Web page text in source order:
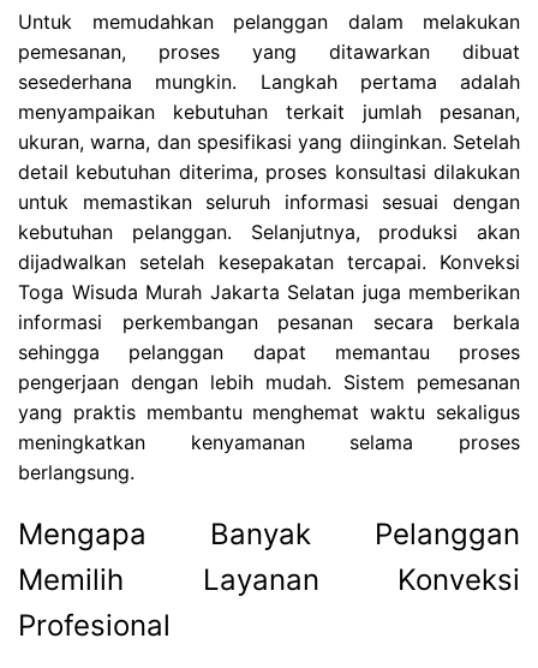
Untuk memudahkan pelanggan dalam melakukan
pemesanan, proses yang ditawarkan dibuat
sesederhana mungkin. Langkah pertama adalah
menyampaikan kebutuhan terkait jumlah pesanan,
ukuran, warna, dan spesifikasi yang diinginkan. Setelah
detail kebutuhan diterima, proses konsultasi dilakukan
untuk memastikan seluruh informasi sesuai dengan
kebutuhan pelanggan. Selanjutnya, produksi akan
dijadwalkan setelah kesepakatan tercapai. Konveksi
Toga Wisuda Murah Jakarta Selatan juga memberikan
informasi perkembangan pesanan secara berkala
sehingga pelanggan dapat memantau proses
pengerjaan dengan lebih mudah. Sistem pemesanan
yang praktis membantu menghemat waktu sekaligus
meningkatkan kenyamanan selama proses
berlangsung.
Mengapa Banyak Pelanggan
Memilih Layanan Konveksi
Profesional